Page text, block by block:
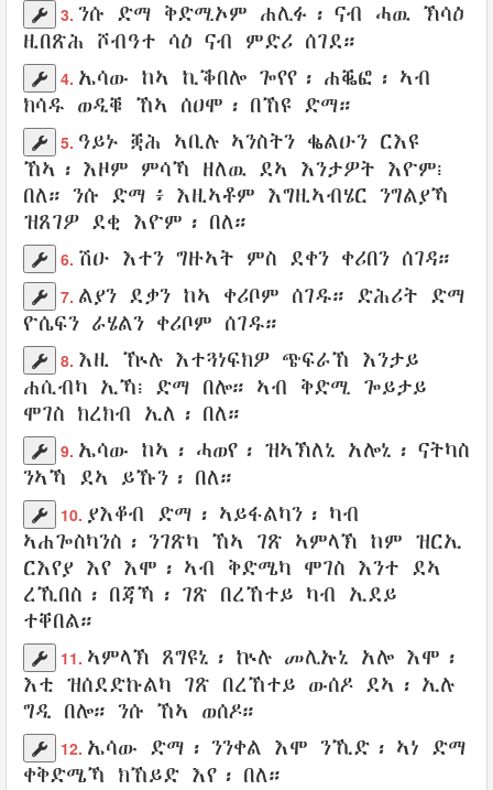
3. ንሱ ድማ ቅድሚኦም ሐሊፉ ፡ ናብ ሓዉ ኽሳዕ
ዚበጽሕ ሾብዓተ ሳዕ ናብ ምድሪ ሰገደ።
4. ኤሳው ከኣ ኪቕበሎ ጐየየ ፡ ሐቘፎ ፡ ኣብ
ክሳዱ ወዲቑ ኸኣ ሰዐሞ ፡ በኸዩ ድማ።
5. ዓይኑ ቛሕ ኣቢሉ ኣንስትን ቈልዑን ርእዩ
ኸኣ፡ እዞም ምሳኻ ዘለዉ ደኣ እንታዎት እዮም፧
በለ። ንሱ ድማ ፥ እዚኣቶም እግዚኣብሄር ንግልያኻ
ዝጸገዎ ደቂ እዮም፡ በለ።
6. ሽዑ እተን ግዙኣት ምስ ደቀን ቀሪበን ሰገዳ።
7. ልያን ደቃን ከኣ ቀሪቦም ሰገዱ። ድሕሪት ድማ
ዮሴፍን ራሄልን ቀሪቦም ሰገዱ።
8. እዚ ዅሉ እተጓነፍክዎ ጭፍራኸ እንታይ
ሐሲብካ ኢኻ፧ ድማ በሎ። ኣብ ቅድሚ ጐይታይ
ሞገስ ክረክብ ኢለ፡ በለ።
9. ኤሳው ከኣ፡ ሓወየ ፡ ዝኣኽለኒ አሎኒ ፡ ናትካስ
ንኣኻ ደኣ ይኹን፡ በለ።
10. ያእቆብ ድማ፡ ኣይፋልካን፡ ካብ
ኣሐጐስካንስ፡ ንገጽካ ኸኣ ገጽ ኣምላኽ ከም ዝርኢ
ርእየያ እየ እሞ፡ ኣብ ቅድሜካ ሞገስ እንተ ደኣ
ረኺበስ፡ በጃኻ፡ ገጽ በረኸተይ ካብ ኢደይ
ተቐበል።
11. ኣምላኽ ጸግዩኒ ፡ ኵሉ መሊኡኒ አሎ እሞ፡
እቲ ዝሰደድኩልካ ገጽ በረኸተይ ውሰዶ ደኣ፡ ኢሉ
ግዲ በሎ። ንሱ ኸኣ ወሰዶ።
12. ኤሳው ድማ፡ ንንቀል እሞ ንኺድ ፡ ኣነ ድማ
ቀቅድሜኻ ክኸይድ እየ፡ በለ።